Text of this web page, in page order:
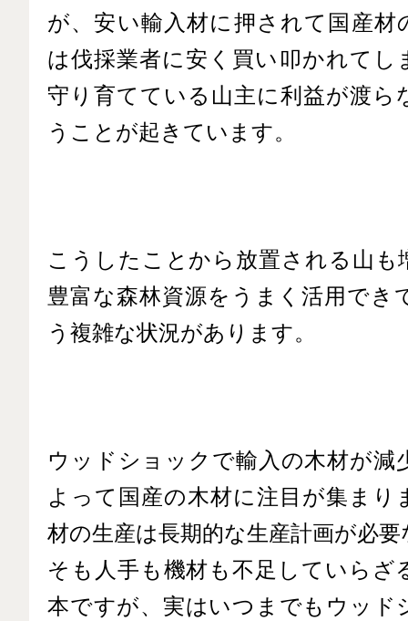
が、安い輸入材に押されて国産材
は伐採業者に安く買い叩かれてし
守り育てている山主に利益が渡ら
うことが起きています。
こうしたことから放置される山も
豊富な森林資源をうまく活用でき
う複雑な状況があります。
ウッドショックで輸入の木材が減
よって国産の木材に注目が集まり
材の生産は長期的な生産計画が必
そも人手も機材も不足していらざ
本ですが、実はいつまでもウッド